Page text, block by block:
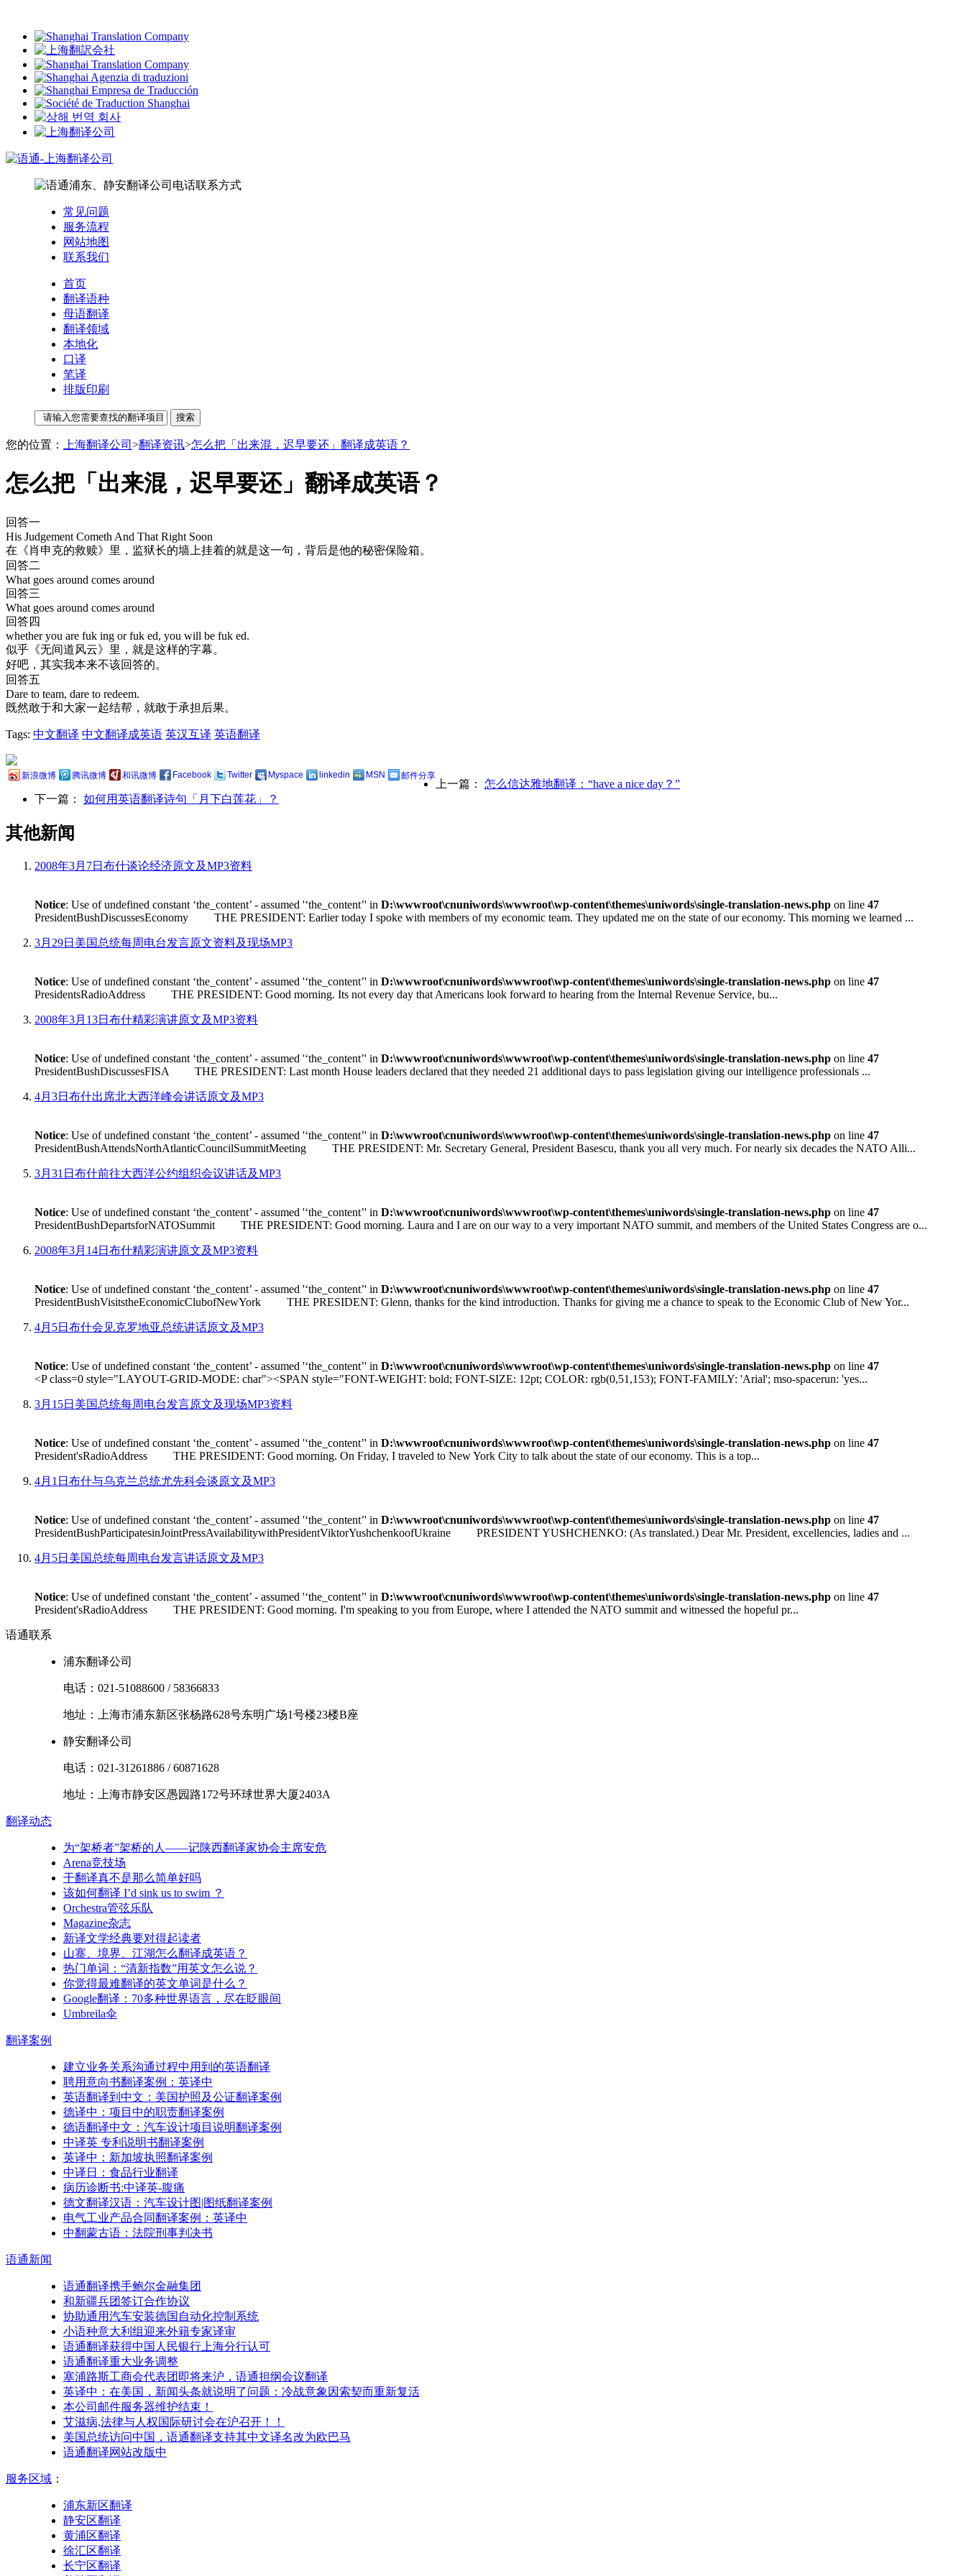
常见问题
服务流程
网站地图
联系我们
首页
翻译语种
母语翻译
翻译领域
本地化
口译
笔译
排版印刷
您的位置： 上海翻译公司 >翻译资讯>怎么把「出来混，迟早要还」翻译成英语？
怎么把「出来混，迟早要还」翻译成英语？
回答一
His Judgement Cometh And That Right Soon
在《肖申克的救赎》里，监狱长的墙上挂着的就是这一句，背后是他的秘密保险箱。
回答二
What goes around comes around
回答三
What goes around comes around
回答四
whether you are fuk ing or fuk ed, you will be fuk ed.
似乎《无间道风云》里，就是这样的字幕。
好吧，其实我本来不该回答的。
回答五
Dare to team, dare to redeem.
既然敢于和大家一起结帮，就敢于承担后果。
Tags: 中文翻译 中文翻译成英语 英汉互译 英语翻译
新浪微博 腾讯微博 和讯微博 Facebook Twitter Myspace linkedin MSN 邮件分享
上一篇： 怎么信达雅地翻译：“have a nice day？”
下一篇： 如何用英语翻译诗句「月下白莲花」？
其他新闻
2008年3月7日布什谈论经济原文及MP3资料
Notice: Use of undefined constant ‘the_content’ - assumed '‘the_content’' in D:\wwwroot\cnuniwords\wwwroot\wp-content\themes\uniwords\single-translation-news.php on line 47
PresidentBushDiscussesEconomy THE PRESIDENT: Earlier today I spoke with members of my economic team. They updated me on the state of our economy. This morning we learned ...
3月29日美国总统每周电台发言原文资料及现场MP3
Notice: Use of undefined constant ‘the_content’ - assumed '‘the_content’' in D:\wwwroot\cnuniwords\wwwroot\wp-content\themes\uniwords\single-translation-news.php on line 47
PresidentsRadioAddress THE PRESIDENT: Good morning. Its not every day that Americans look forward to hearing from the Internal Revenue Service, bu...
2008年3月13日布什精彩演讲原文及MP3资料
Notice: Use of undefined constant ‘the_content’ - assumed '‘the_content’' in D:\wwwroot\cnuniwords\wwwroot\wp-content\themes\uniwords\single-translation-news.php on line 47
PresidentBushDiscussesFISA THE PRESIDENT: Last month House leaders declared that they needed 21 additional days to pass legislation giving our intelligence professionals ...
4月3日布什出席北大西洋峰会讲话原文及MP3
Notice: Use of undefined constant ‘the_content’ - assumed '‘the_content’' in D:\wwwroot\cnuniwords\wwwroot\wp-content\themes\uniwords\single-translation-news.php on line 47
PresidentBushAttendsNorthAtlanticCouncilSummitMeeting THE PRESIDENT: Mr. Secretary General, President Basescu, thank you all very much. For nearly six decades the NATO Alli...
3月31日布什前往大西洋公约组织会议讲话及MP3
Notice: Use of undefined constant ‘the_content’ - assumed '‘the_content’' in D:\wwwroot\cnuniwords\wwwroot\wp-content\themes\uniwords\single-translation-news.php on line 47
PresidentBushDepartsforNATOSummit THE PRESIDENT: Good morning. Laura and I are on our way to a very important NATO summit, and members of the United States Congress are o...
2008年3月14日布什精彩演讲原文及MP3资料
Notice: Use of undefined constant ‘the_content’ - assumed '‘the_content’' in D:\wwwroot\cnuniwords\wwwroot\wp-content\themes\uniwords\single-translation-news.php on line 47
PresidentBushVisitstheEconomicClubofNewYork THE PRESIDENT: Glenn, thanks for the kind introduction. Thanks for giving me a chance to speak to the Economic Club of New Yor...
4月5日布什会见克罗地亚总统讲话原文及MP3
Notice: Use of undefined constant ‘the_content’ - assumed '‘the_content’' in D:\wwwroot\cnuniwords\wwwroot\wp-content\themes\uniwords\single-translation-news.php on line 47
<P class=0 style="LAYOUT-GRID-MODE: char"><SPAN style="FONT-WEIGHT: bold; FONT-SIZE: 12pt; COLOR: rgb(0,51,153); FONT-FAMILY: 'Arial'; mso-spacerun: 'yes...
3月15日美国总统每周电台发言原文及现场MP3资料
Notice: Use of undefined constant ‘the_content’ - assumed '‘the_content’' in D:\wwwroot\cnuniwords\wwwroot\wp-content\themes\uniwords\single-translation-news.php on line 47
President'sRadioAddress THE PRESIDENT: Good morning. On Friday, I traveled to New York City to talk about the state of our economy. This is a top...
4月1日布什与乌克兰总统尤先科会谈原文及MP3
Notice: Use of undefined constant ‘the_content’ - assumed '‘the_content’' in D:\wwwroot\cnuniwords\wwwroot\wp-content\themes\uniwords\single-translation-news.php on line 47
PresidentBushParticipatesinJointPressAvailabilitywithPresidentViktorYushchenkoofUkraine PRESIDENT YUSHCHENKO: (As translated.) Dear Mr. President, excellencies, ladies and ...
4月5日美国总统每周电台发言讲话原文及MP3
Notice: Use of undefined constant ‘the_content’ - assumed '‘the_content’' in D:\wwwroot\cnuniwords\wwwroot\wp-content\themes\uniwords\single-translation-news.php on line 47
President'sRadioAddress THE PRESIDENT: Good morning. I'm speaking to you from Europe, where I attended the NATO summit and witnessed the hopeful pr...
语通联系
浦东翻译公司
电话： 021-51088600 / 58366833
地址： 上海市浦东新区张杨路628号东明广场1号楼23楼B座
静安翻译公司
电话： 021-31261886 /60871628
地址： 上海市静安区愚园路172号环球世界大厦2403A
翻译动态
为“架桥者”架桥的人——记陕西翻译家协会主席安危
Arena竞技场
干翻译真不是那么简单好吗
该如何翻译 I’d sink us to swim ？
Orchestra管弦乐队
Magazine杂志
新译文学经典要对得起读者
山寨、境界、江湖怎么翻译成英语？
热门单词：“清新指数”用英文怎么说？
你觉得最难翻译的英文单词是什么？
Google翻译：70多种世界语言，尽在眨眼间
Umbreila伞
翻译案例
建立业务关系沟通过程中用到的英语翻译
聘用意向书翻译案例：英译中
英语翻译到中文：美国护照及公证翻译案例
德译中：项目中的职责翻译案例
德语翻译中文：汽车设计项目说明翻译案例
中译英 专利说明书翻译案例
英译中：新加坡执照翻译案例
中译日：食品行业翻译
病历诊断书:中译英-腹痛
德文翻译汉语：汽车设计图|图纸翻译案例
电气工业产品合同翻译案例：英译中
中翻蒙古语：法院刑事判决书
语通新闻
语通翻译携手鲍尔金融集团
和新疆兵团签订合作协议
协助通用汽车安装德国自动化控制系统
小语种意大利组迎来外籍专家译审
语通翻译获得中国人民银行上海分行认可
语通翻译重大业务调整
塞浦路斯工商会代表团即将来沪，语通担纲会议翻译
英译中：在美国，新闻头条就说明了问题：冷战意象因索契而重新复活
本公司邮件服务器维护结束！
艾滋病,法律与人权国际研讨会在沪召开！！
美国总统访问中国，语通翻译支持其中文译名改为欧巴马
语通翻译网站改版中
服务区域 ：
浦东新区翻译
静安区翻译
黄浦区翻译
徐汇区翻译
长宁区翻译